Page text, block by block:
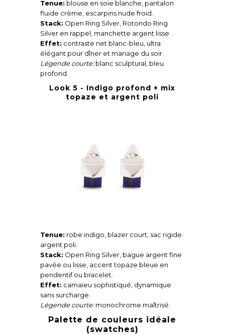
Tenue: blouse en soie blanche, pantalon
fluide crème, escarpins nude froid.
Stack: Open Ring Silver, Rotondo Ring
Silver en rappel, manchette argent lisse.
Effet: contraste net blanc-bleu, ultra
élégant pour dîner et mariage du soir.
Légende courte:blanc sculptural, bleu
profond.
Look 5 - Indigo profond + mix
topaze et argent poli
Tenue: robe indigo, blazer court, sac rigide
argent poli.
Stack: Open Ring Silver, bague argent fine
pavée ou lisse, accent topaze bleue en
pendentif ou bracelet.
Effet: camaïeu sophistiqué, dynamique
sans surcharge.
Légende courte:monochrome maîtrisé.
Palette de couleurs idéale
(swatches)